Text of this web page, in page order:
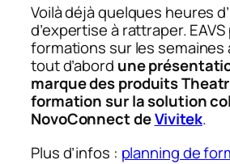
Voilà déjà quelques heures
d’expertise à rattraper.
formations sur les semaines
tout d’abord une
marque des produits
formation sur la solution
NovoConnect deVivitek.
Plus d’infos : planning de